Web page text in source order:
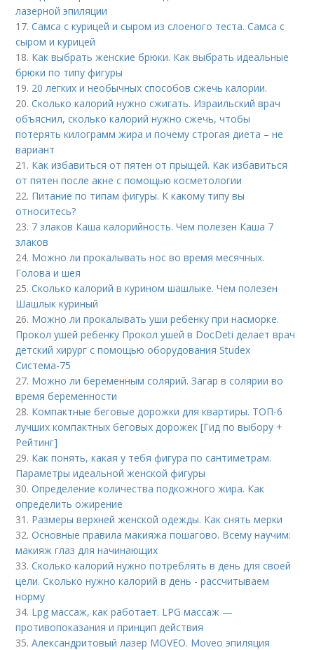
лазерной эпиляции
17.Самса с курицей и сыром из слоеного теста. Самса с
сыром и курицей
18. Как выбрать женские брюки. Как выбрать идеальные
брюки по типу фигуры
19. 20 легких и необычных способов сжечь калории.
20.Сколько калорий нужно сжигать. Израильский врач
объяснил, сколько калорий нужно сжечь, чтобы
потерять килограмм жира и почему строгая диета – не
вариант
21. Как избавиться от пятен от прыщей. Как избавиться
от пятен после акне с помощью косметологии
22. Питание по типам фигуры. К какому типу вы
относитесь?
23. 7 злаков Каша калорийность. Чем полезен Каша 7
злаков
24. Можно ли прокалывать нос во время месячных.
Голова и шея
25.Сколько калорий в курином шашлыке. Чем полезен
Шашлык куриный
26. Можно ли прокалывать уши ребенку при насморке.
Прокол ушей ребенку Прокол ушей в DocDeti делает врач
детский хирург с помощью оборудования Studex
Система-75
27. Можно ли беременным солярий. Загар в солярии во
время беременности
28. Компактные беговые дорожки для квартиры. ТОП-6
лучших компактных беговых дорожек [Гид по выбору +
Рейтинг]
29. Как понять, какая у тебя фигура по сантиметрам.
Параметры идеальной женской фигуры
30.Определение количества подкожного жира. Как
определить ожирение
31. Размеры верхней женской одежды. Как снять мерки
32.Основные правила макияжа пошагово. Всему научим:
макияж глаз для начинающих
33.Сколько калорий нужно потреблять в день для своей
цели. Сколько нужно калорий в день - рассчитываем
норму
34. Lpg массаж, как работает. LPG массаж —
противопоказания и принцип действия
35.Александритовый лазер MOVEO. Moveo эпиляция